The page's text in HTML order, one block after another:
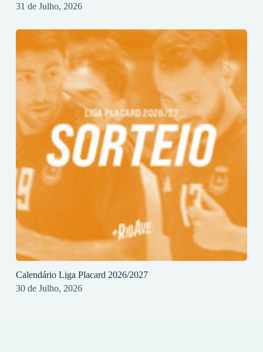
31 de Julho, 2026
Calendário Liga Placard 2026/2027
30 de Julho, 2026